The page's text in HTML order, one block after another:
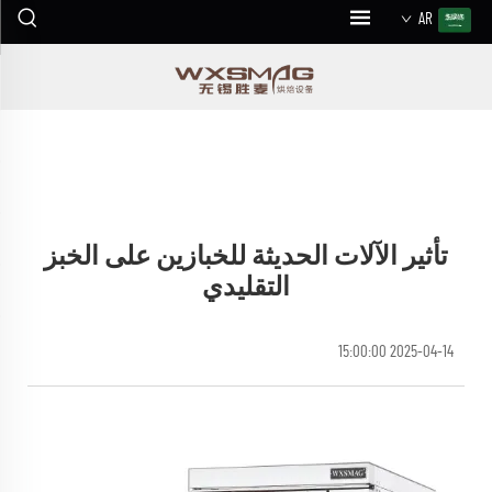
AR
تأثير الآلات الحديثة للخبازين على الخبز
التقليدي
2025-04-14 15:00:00